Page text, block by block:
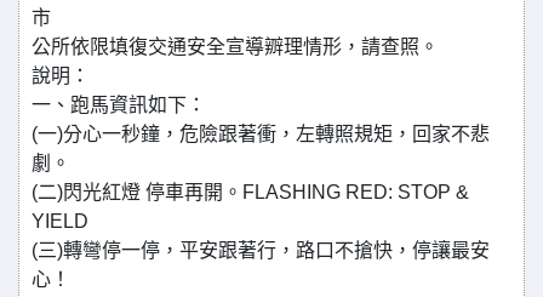
市
公所依限填復交通安全宣導辧理情形，請查照。
說明：
一、跑馬資訊如下：
(一)分心一秒鐘，危險跟著衝，左轉照規矩，回家不悲
劇。
(二)閃光紅燈 停車再開。FLASHING RED: STOP &
YIELD
(三)轉彎停一停，平安跟著行，路口不搶快，停讓最安
心！